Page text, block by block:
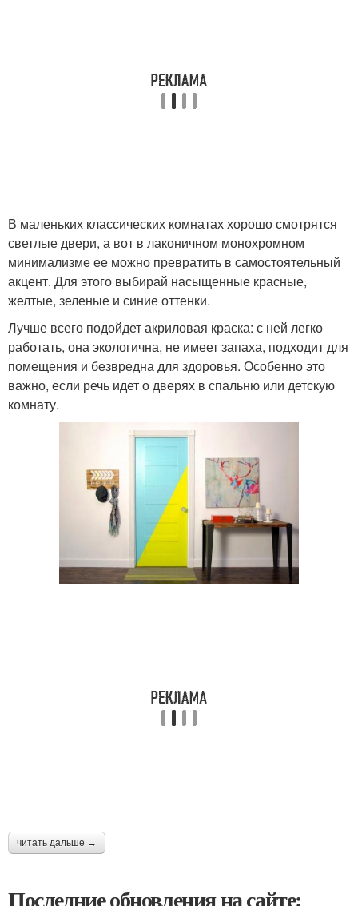
В маленьких классических комнатах хорошо смотрятся
светлые двери, а вот в лаконичном монохромном
минимализме ее можно превратить в самостоятельный
акцент. Для этого выбирай насыщенные красные,
желтые, зеленые и синие оттенки.
Лучше всего подойдет акриловая краска: с ней легко
работать, она экологична, не имеет запаха, подходит для
помещения и безвредна для здоровья. Особенно это
важно, если речь идет о дверях в спальню или детскую
комнату.
читать дальше →
Последние обновления на сайте: